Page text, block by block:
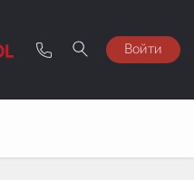
Войти